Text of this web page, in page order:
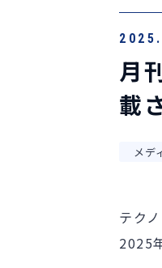
月
載
メデ
テク
2025